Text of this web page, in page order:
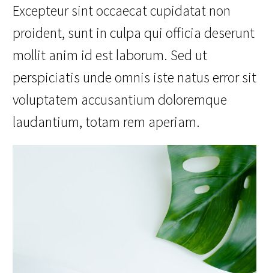
Excepteur sint occaecat cupidatat non
proident, sunt in culpa qui officia deserunt
mollit anim id est laborum. Sed ut
perspiciatis unde omnis iste natus error sit
voluptatem accusantium doloremque
laudantium, totam rem aperiam.